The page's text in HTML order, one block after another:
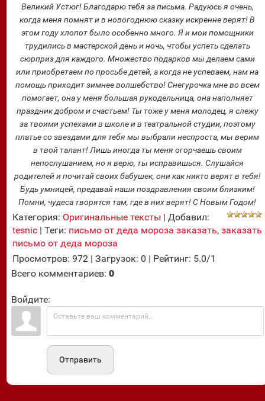
Великий Устюг! Благодарю тебя за письма. Радуюсь я очень,
когда меня помнят и в новогоднюю сказку искренне верят! В
этом году хлопот было особенно много. Я и мои помощники
трудились в мастерской день и ночь, чтобы успеть сделать
сюрприз для каждого. Множество подарков мы делаем сами
или приобретаем по просьбе детей, а когда не успеваем, нам на
помощь приходит зимнее волшебство! Снегурочка мне во всем
помогает, она у меня большая рукодельница, она наполняет
праздник добром и счастьем! Ты тоже у меня молодец, я слежу
за твоими успехами в школе и в театральной студии, поэтому
платье со звездами для тебя мы выбрали неспроста, мы верим
в твой талант! Лишь иногда ты меня огорчаешь своим
непослушанием, но я верю, ты исправишься. Слушайся
родителей и почитай своих бабушек, они как никто верят в тебя!
Будь умницей, предавай наши поздравления своим близким!
Помни, чудеса творятся там, где в них верят! С Новым Годом!
Категория: Оригинальные тексты |Добавил:
tesnic |Теги: письмо от деда мороза заказать,заказать
письмо от деда мороза
Просмотров: 972 |Загрузок: 0 | Рейтинг: 5.0/1
Всего комментариев:0
Войдите:
Отправить